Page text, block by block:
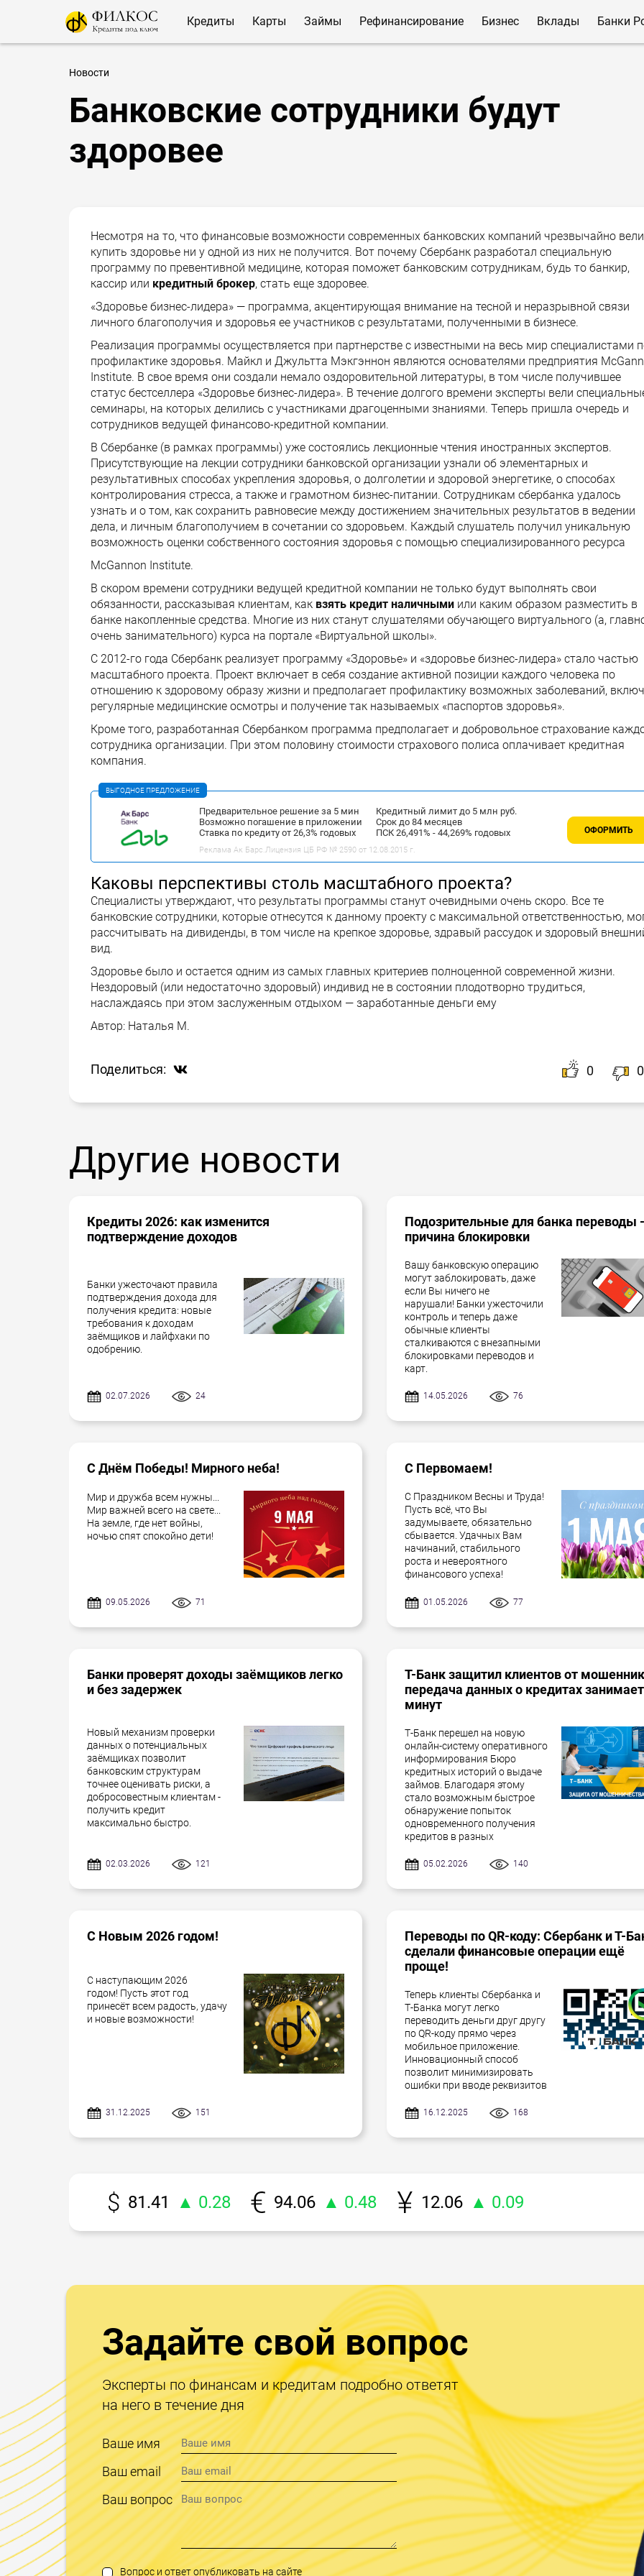
Кредиты Карты Займы Рефинансирование Бизнес Вклады Банки
Новости
Банковские сотрудники будут
здоровее
Несмотря на то, что финансовые возможности современных банковских компаний чрезвычайно
купить здоровье ни у одной из них не получится. Вот почему Сбербанк разработал специальную
программу по превентивной медицине, которая поможет банковским сотрудникам, будь то банкир,
кассир или кредитный брокер, стать еще здоровее.
«Здоровье бизнес-лидера» — программа, акцентирующая внимание на тесной и неразрывной связи
личного благополучия и здоровья ее участников с результатами, полученными в бизнесе.
Реализация программы осуществляется при партнерстве с известными на весь мир специалистами
профилактике здоровья. Майкл и Джультта Мэкгэннон являются основателями предприятия
Institute. В свое время они создали немало оздоровительной литературы, в том числе получившее
статус бестселлера «Здоровье бизнес-лидера». В течение долгого времени эксперты вели
семинары, на которых делились с участниками драгоценными знаниями. Теперь пришла очередь и
сотрудников ведущей финансово-кредитной компании.
В Сбербанке (в рамках программы) уже состоялись лекционные чтения иностранных экспертов.
Присутствующие на лекции сотрудники банковской организации узнали об элементарных и
результативных способах укрепления здоровья, о долголетии и здоровой энергетике, о способах
контролирования стресса, а также и грамотном бизнес-питании. Сотрудникам сбербанка удалось
узнать и о том, как сохранить равновесие между достижением значительных результатов в ведении
дела, и личным благополучием в сочетании со здоровьем. Каждый слушатель получил уникальную
возможность оценки собственного состояния здоровья с помощью специализированного ресурса
McGannon Institute.
В скором времени сотрудники ведущей кредитной компании не только будут выполнять свои
обязанности, рассказывая клиентам, как взять кредит наличными или каким образом разместить в
банке накопленные средства. Многие из них станут слушателями обучающего виртуального (а,
очень занимательного) курса на портале «Виртуальной школы».
С 2012-го года Сбербанк реализует программу «Здоровье» и «здоровье бизнес-лидера» стало частью
масштабного проекта. Проект включает в себя создание активной позиции каждого человека по
отношению к здоровому образу жизни и предполагает профилактику возможных заболеваний,
регулярные медицинские осмотры и получение так называемых «паспортов здоровья».
Кроме того, разработанная Сбербанком программа предполагает и добровольное страхование
сотрудника организации. При этом половину стоимости страхового полиса оплачивает кредитная
компания.
ВЫГОДНОЕ ПРЕДЛОЖЕНИЕ
Предварительное решение за 5 мин
Возможно погашение в приложении
Ставка по кредиту от 26,3% годовых
Кредитный лимит до 5 млн руб.
Срок до 84 месяцев
ПСК 26,491% - 44,269% годовых
Реклама Ак Барс.Лицензия ЦБ РФ № 2590 от 12.08.2015 г.
ОФОРМИТЬ
Каковы перспективы столь масштабного проекта?
Специалисты утверждают, что результаты программы станут очевидными очень скоро. Все те
банковские сотрудники, которые отнесутся к данному проекту с максимальной ответственностью,
рассчитывать на дивиденды, в том числе на крепкое здоровье, здравый рассудок и здоровый
вид.
Здоровье было и остается одним из самых главных критериев полноценной современной жизни.
Нездоровый (или недостаточно здоровый) индивид не в состоянии плодотворно трудиться,
наслаждаясь при этом заслуженным отдыхом — заработанные деньги ему
Автор: Наталья М.
Поделиться: 0 0
Другие новости
Кредиты 2026: как изменится
подтверждение доходов
Банки ужесточают правила
подтверждения дохода для
получения кредита: новые
требования к доходам
заёмщиков и лайфхаки по
одобрению.
02.07.2026 24
Подозрительные для банка переводы -
причина блокировки
Вашу банковскую операцию
могут заблокировать, даже
если Вы ничего не
нарушали! Банки ужесточили
контроль и теперь даже
обычные клиенты
сталкиваются с внезапными
блокировками переводов и
карт.
14.05.2026 76
С Днём Победы! Мирного неба!
Мир и дружба всем нужны...
Мир важней всего на свете...
На земле, где нет войны,
ночью спят спокойно дети!
09.05.2026 71
С Первомаем!
С Праздником Весны и Труда!
Пусть всё, что Вы
задумываете, обязательно
сбывается. Удачных Вам
начинаний, стабильного
роста и невероятного
финансового успеха!
01.05.2026 77
Банки проверят доходы заёмщиков легко
и без задержек
Новый механизм проверки
данных о потенциальных
заёмщиках позволит
банковским структурам
точнее оценивать риски, а
добросовестным клиентам -
получить кредит
максимально быстро.
02.03.2026 121
Т-Банк защитил клиентов от
передача данных о кредитах
минут
Т-Банк перешел на новую
онлайн-систему оперативного
информирования Бюро
кредитных историй о выдаче
займов. Благодаря этому
стало возможным быстрое
обнаружение попыток
одновременного получения
кредитов в разных
05.02.2026 140
С Новым 2026 годом!
С наступающим 2026
годом! Пусть этот год
принесёт всем радость, удачу
и новые возможности!
31.12.2025 151
Переводы по QR-коду: Сбербанк и Т-
сделали финансовые операции ещё
проще!
Теперь клиенты Сбербанка и
Т-Банка могут легко
переводить деньги друг другу
по QR-коду прямо через
мобильное приложение.
Инновационный способ
позволит минимизировать
ошибки при вводе реквизитов
16.12.2025 168
81.41 ▲ 0.28 94.06 ▲ 0.48 12.06 ▲ 0.09
Задайте свой вопрос
Эксперты по финансам и кредитам подробно ответят
на него в течение дня
Ваше имя
Ваш email
Ваш вопрос
Вопрос и ответ опубликовать на сайте